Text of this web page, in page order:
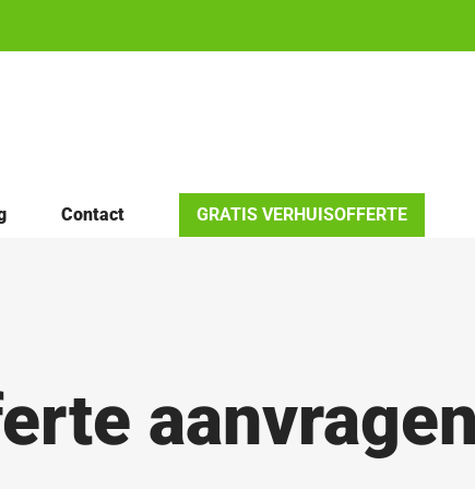
Contact GRATIS VERHUISOFFERTE